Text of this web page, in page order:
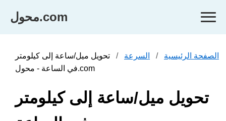
محول.com
الصفحة الرئيسية السرعة
تحويل ميل/ساعة إلى كيلومتر
في الساعة - محول.com
تحويل ميل/ساعة إلى كيلومتر